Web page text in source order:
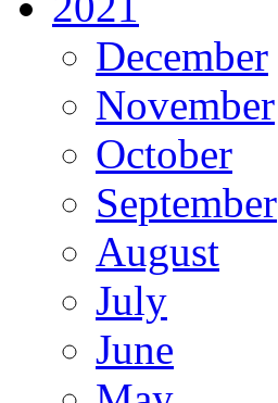
December
November
October
September
August
July
June